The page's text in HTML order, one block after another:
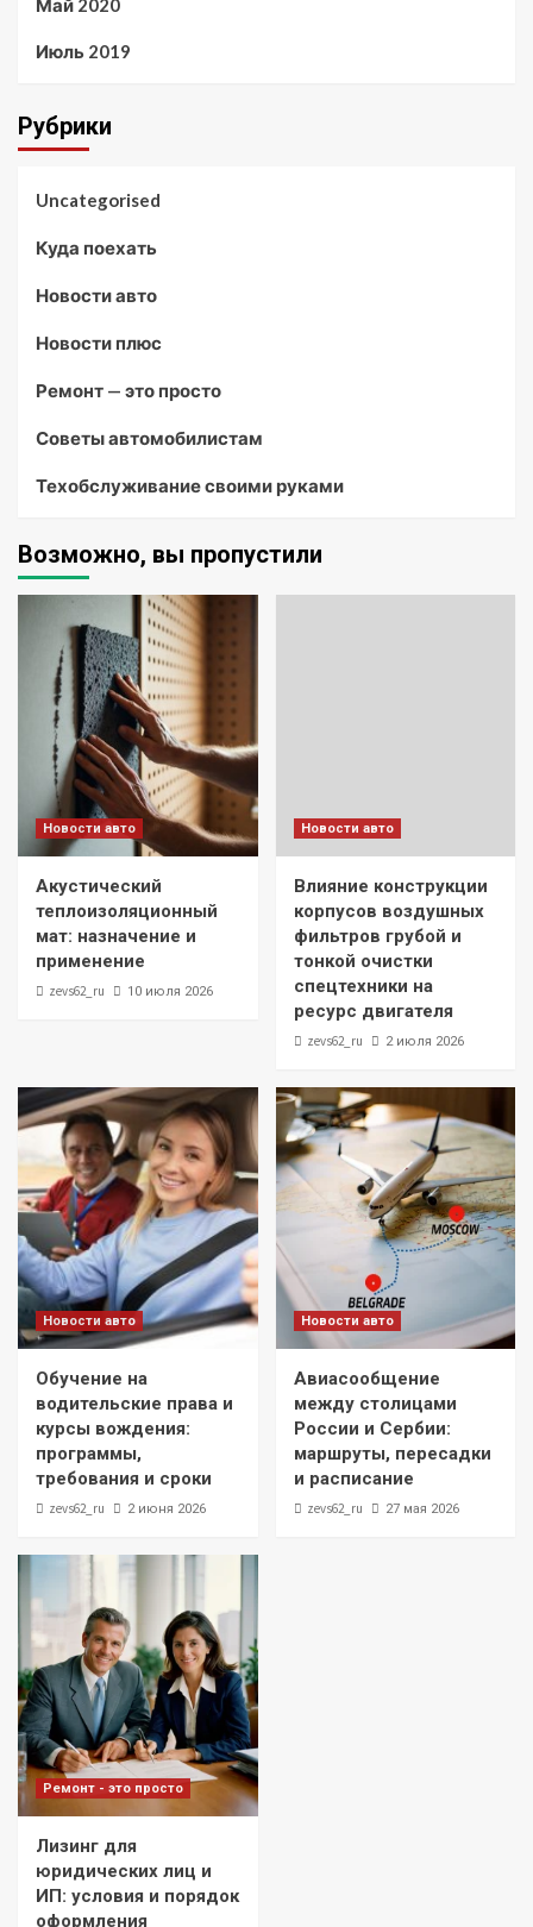
Июль 2019
Рубрики
Uncategorised
Куда поехать
Новости авто
Новости плюс
Ремонт — это просто
Советы автомобилистам
Техобслуживание своими руками
Возможно, вы пропустили
Новости авто
Акустический
теплоизоляционный
мат: назначение и
применение
zevs62_ru 10 июля 2026
Новости авто
Влияние конструкции
корпусов воздушных
фильтров грубой и
тонкой очистки
спецтехники на
ресурс двигателя
zevs62_ru 2 июля 2026
Новости авто
Обучение на
водительские права и
курсы вождения:
программы,
требования и сроки
zevs62_ru 2 июня 2026
Новости авто
Авиасообщение
между столицами
России и Сербии:
маршруты, пересадки
и расписание
zevs62_ru 27 мая 2026
Ремонт - это просто
Лизинг для
юридических лиц и
ИП: условия и порядок
оформления